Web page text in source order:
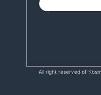
All right reserved of